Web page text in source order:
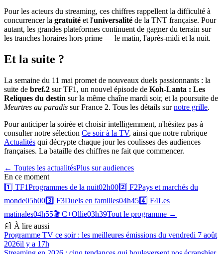
Pour les acteurs du streaming, ces chiffres rappellent la difficulté à
concurrencer la gratuité et l'universalité de la TNT française. Pour
autant, les grandes plateformes continuent de gagner du terrain sur
les tranches horaires hors prime — le matin, l'après-midi et la nuit.
Et la suite ?
La semaine du 11 mai promet de nouveaux duels passionnants : la
suite de bref.2 sur TF1, un nouvel épisode de Koh-Lanta : Les
Reliques du destin sur la même chaîne mardi soir, et la poursuite de
Meurtres au paradis sur France 2. Tous les détails surnotre grille.
Pour anticiper la soirée et choisir intelligemment, n'hésitez pas à
consulter notre sélection Ce soir à la TV, ainsi que notre rubrique
Actualités qui décrypte chaque jour les coulisses des audiences
françaises. La bataille des chiffres ne fait que commencer.
← Toutes les actualitésPlus suraudiences
En ce moment
1️⃣ TF1Programmes de la nuit02h002️⃣ F2Pays et marchés du
monde05h003️⃣ F3Duels en familles04h454️⃣ F4Les
matinales04h55🎬 C+Ollie03h39Tout le programme →
📰 À lire aussi
Programme TV ce soir : les meilleures émissions du vendredi 7 août
2026il y a 17h